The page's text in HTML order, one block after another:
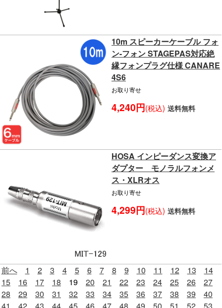
10m スピーカーケーブル フォ
ン-フォン STAGEPAS対応絶
縁フォンプラグ仕様 CANARE
4S6
お取り寄せ
4,240円(税込) 送料無料
HOSA インピーダンス変換ア
ダプター モノラルフォンメ
ス・XLRオス
お取り寄せ
4,299円(税込) 送料無料
前へ 1 2 3 4 5 6 7 8 9 10 11 12 13
14
15
16 17 18 19 20 21 22 23 24 25 26
27
28
29 30 31 32 33 34 35 36 37 38 39
40
41
42 43 44 45 46 47 48 49 50 51 52 53